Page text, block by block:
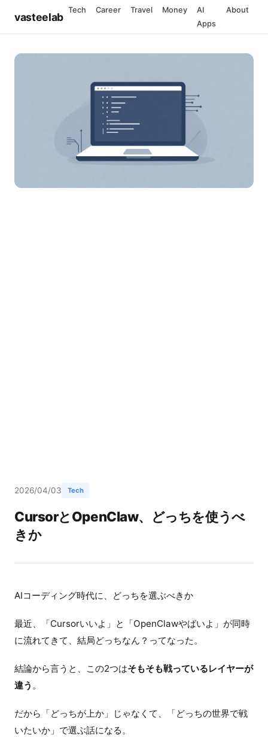
vasteelab
Tech Career Travel Money
AI
Apps
About
2026/04/03 Tech
CursorとOpenClaw、どっちを使うべ
きか
AIコーディング時代に、どっちを選ぶべきか
最近、「Cursorいいよ」と「OpenClawやばいよ」が同時
に流れてきて、結局どっちなん？ってなった。
結論から言うと、この2つはそもそも戦っているレイヤーが
違う 。
だから「どっちが上か」じゃなくて、「どっちの世界で戦
いたいか」で選ぶ話になる。